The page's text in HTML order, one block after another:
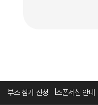
부스 참가 신청 스폰서십 안내